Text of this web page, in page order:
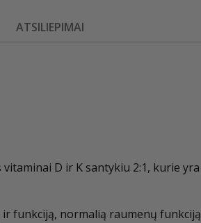
ATSILIEPIMAI
D ir K santykiu 2:1, kurie
funkciją, normalią raumenų